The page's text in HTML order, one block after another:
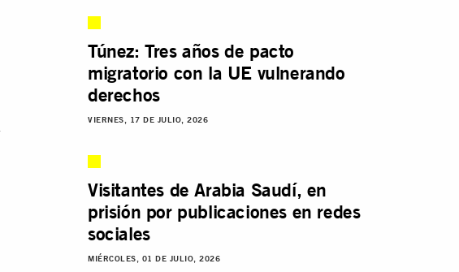
Túnez: Tres años de pacto
migratorio con la UE vulnerando
derechos
VIERNES, 17 DE JULIO, 2026
Visitantes de Arabia Saudí, en
prisión por publicaciones en redes
sociales
MIÉRCOLES, 01 DE JULIO, 2026